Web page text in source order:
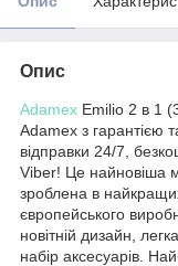
Опис
Adamex Emilio 2 в 1
Adamex з гарантією
відправки 24/7,
Viber! Це найновіша
зроблена в
європейського
новітній дизайн,
набір аксесуарів.